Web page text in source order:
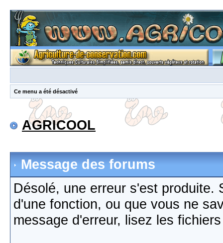
Ce menu a été désactivé
AGRICOOL
Message des forums
Désolé, une erreur s'est produite.
d'une fonction, ou que vous ne
message d'erreur, lisez les